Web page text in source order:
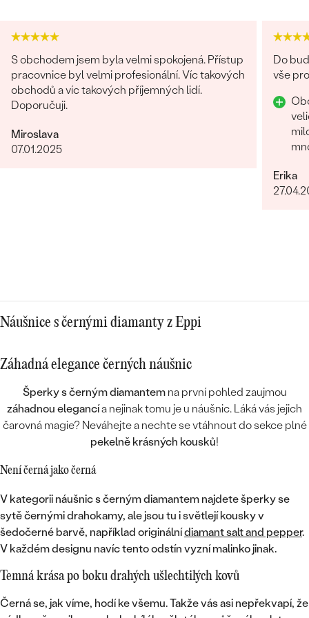
S obchodem jsem byla velmi spokojená. Přístup
pracovnice byl velmi profesionální. Víc takových
obchodů a víc takových příjemných lidí.
Doporučuji.
Miroslava
07.01.2025
Do
vše
Erika
Náušnice s černými diamanty z Eppi
Záhadná elegance černých náušnic
Šperky s černým diamantemna první pohled zaujmou
záhadnou elegancía nejinak tomu je u náušnic. Láká vás jejich
čarovná magie? Neváhejte a nechte se vtáhnout do sekce plné
pekelně krásných kousků!
Není černá jako černá
V kategorii náušnic s černým diamantem najdete šperky se
sytě černými drahokamy, ale jsou tu isvětlejí kousky v
šedočerné barvě, například originálnídiamant salt and pepper.
V každém designu navíc tento odstín vyzní malinko jinak.
Temná krása po boku drahých ušlechtilých kovů
Černá se, jak víme, hodí ke všemu. Takže vás asi nepřekvapí, že